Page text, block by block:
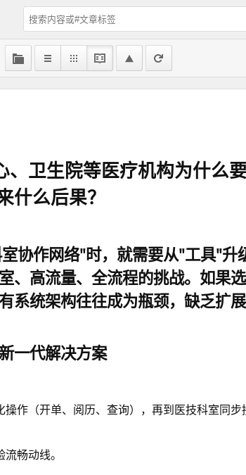
卫生院等医疗机构为什么
什么后果？
协作网络"时，就需要从"工具"
、高流量、全流程的挑战。如果
系统架构往往成为瓶颈，缺乏扩
一代解决方案
作（开单、阅历、查询），再到医技科室同
畅动线。